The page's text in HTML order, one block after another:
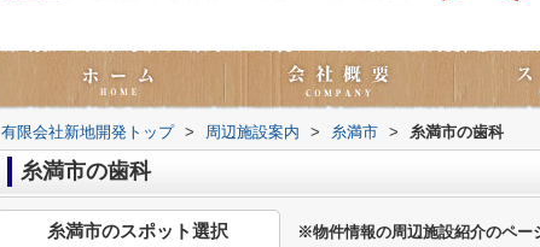
有限会社新地開発トップ > 周辺施設案内 > 糸満市 > 糸満市の歯科
糸満市の歯科
※物件情報の周辺施設紹介のペー
糸満市のスポット選択